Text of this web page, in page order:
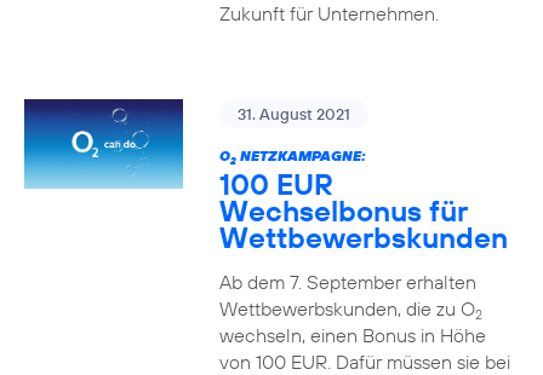
Zukunft für Unternehmen.
31. August 2021
O2NETZKAMPAGNE:
100 EUR
Wechselbonus für
Wettbewerbskunden
Ab dem 7. September erhalten
Wettbewerbskunden, die zu O2
wechseln, einen Bonus in Höhe
von 100 EUR. Dafür müssen sie bei